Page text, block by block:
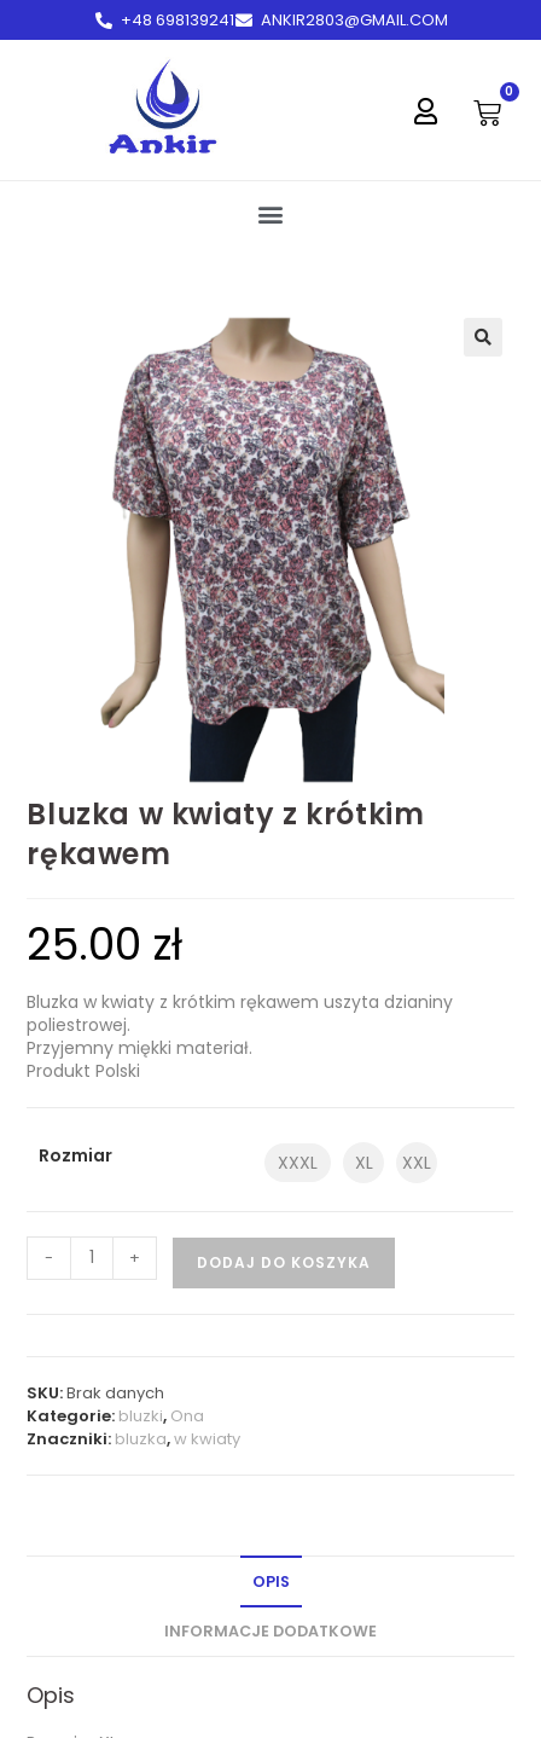
+48 698139241 ANKIR2803@GMAIL.COM
0
Bluzka w kwiaty z krótkim
rękawem
25.00 zł
Bluzka w kwiaty z krótkim rękawem uszyta dzianiny
poliestrowej.
Przyjemny miękki materiał.
Produkt Polski
Rozmiar XXXL XL XXL
- + DODAJ DO KOSZYKA
SKU:Brak danych
Kategorie: bluzki, Ona
Znaczniki: bluzka,w kwiaty
OPIS
INFORMACJE DODATKOWE
Opis